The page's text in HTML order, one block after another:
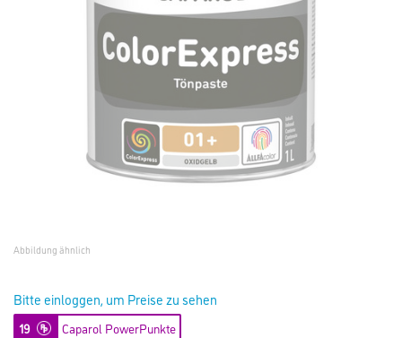
Abbildung ähnlich
Bitte einloggen, um Preise zu sehen
19 Caparol PowerPunkte